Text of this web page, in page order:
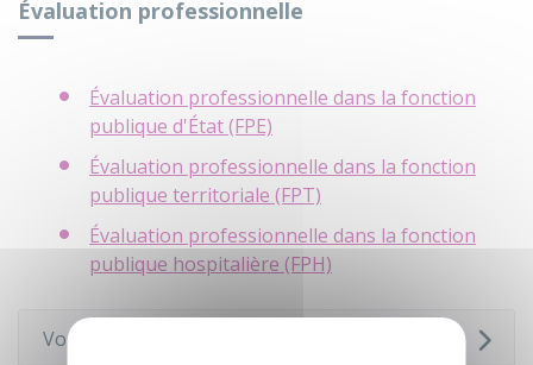
Évaluation professionnelle
Évaluation professionnelle dans la fonction
publique d'État (FPE)
Évaluation professionnelle dans la fonction
publique territoriale (FPT)
Évaluation professionnelle dans la fonction
publique hospitalière (FPH)
Voir aussi